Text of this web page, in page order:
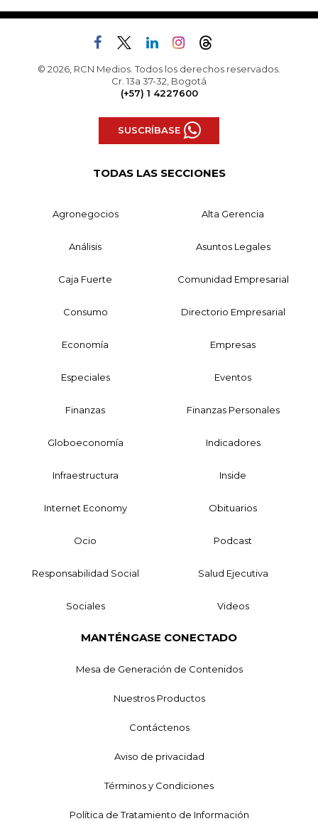
© 2026, RCN Medios. Todos los derechos reservados.
Cr. 13a 37-32, Bogotá
(+57) 1 4227600
SUSCRÍBASE
TODAS LAS SECCIONES
Agronegocios Alta Gerencia
Análisis Asuntos Legales
Caja Fuerte Comunidad Empresarial
Consumo Directorio Empresarial
Economía Empresas
Especiales Eventos
Finanzas Finanzas Personales
Globoeconomía Indicadores
Infraestructura Inside
Internet Economy Obituarios
Ocio Podcast
Responsabilidad Social Salud Ejecutiva
Sociales Videos
MANTÉNGASE CONECTADO
Mesa de Generación de Contenidos
Nuestros Productos
Contáctenos
Aviso de privacidad
Términos y Condiciones
Política de Tratamiento de Información